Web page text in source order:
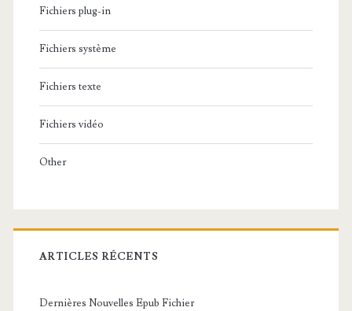
Fichiers plug-in
Fichiers système
Fichiers texte
Fichiers vidéo
Other
ARTICLES RÉCENTS
Dernières Nouvelles Epub Fichier